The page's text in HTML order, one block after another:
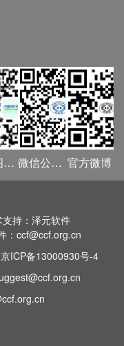
数字图书馆 微信公众号 官方微博
持：泽元软件
：ccf@ccf.org.cn
京ICP备13000930号-4